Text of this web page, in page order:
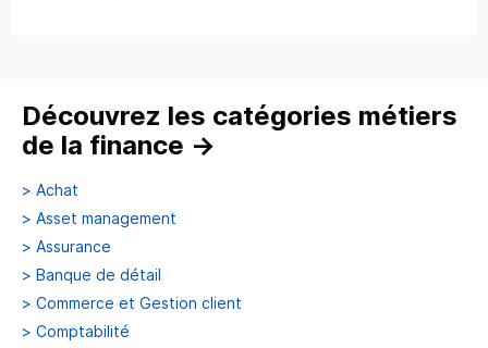
Découvrez les catégories métiers
de la finance →
> Achat
> Asset management
> Assurance
> Banque de détail
> Commerce et Gestion client
> Comptabilité